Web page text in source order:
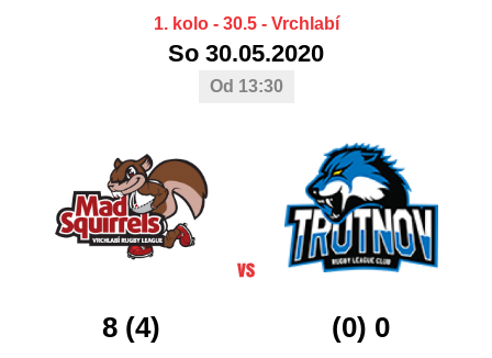
1. kolo - 30.5 - Vrchlabí
So 30.05.2020
Od 13:30
8 (4)
(0) 0